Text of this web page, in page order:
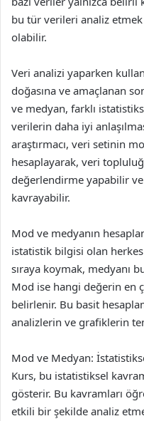
bu tür verileri analiz
olabilir.
Veri analizi yaparken
doğasına ve amaçlanan
ve medyan, farklı
verilerin daha iyi
araştırmacı, veri setinin
hesaplayarak, veri
değerlendirme yapabilir
kavrayabilir.
Mod ve medyanın
istatistik bilgisi olan
sıraya koymak, medyanı
Mod ise hangi değerin en
belirlenir. Bu basit
analizlerin ve grafiklerin
Mod ve Medyan:
Kurs, bu istatistiksel
gösterir. Bu kavramları
etkili bir şekilde analiz